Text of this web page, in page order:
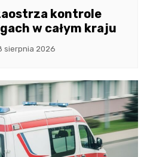
kontrole
w całym kraju
sierpnia 2026